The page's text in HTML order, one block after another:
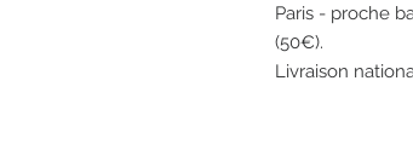
Paris - proche
(50€).
Livraison